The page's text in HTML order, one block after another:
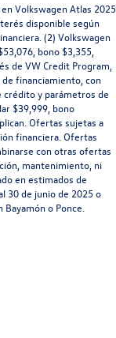
Volkswagen Atlas 2025
disponible según
(2) Volkswagen
bono $3,355,
de VW Credit Program,
de financiamiento, con
crédito y parámetros de
$39,999, bono
Ofertas sujetas a
financiera. Ofertas
con otras ofertas
mantenimiento, ni
en estimados de
30 de junio de 2025 o
o Ponce.